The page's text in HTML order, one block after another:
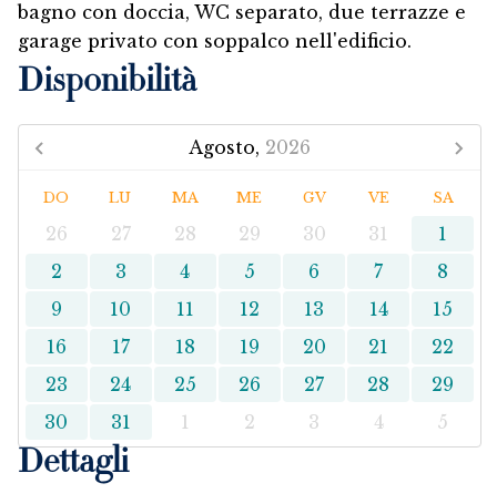
bagno con doccia, WC separato, due terrazze e
garage privato con soppalco nell'edificio.
Disponibilità
Agosto, 2026
DO LU MA ME GV VE SA
26 27 28 29 30 31
1
2
3 4 5 6 7
8
9
10 11 12 13 14
15
16
17 18 19 20 21
22
23
24 25 26 27 28
29
30
31 1 2 3 4 5
Dettagli